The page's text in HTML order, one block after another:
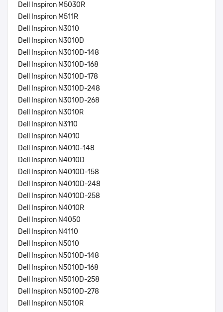
Dell Inspiron M5030R
Dell Inspiron M511R
Dell Inspiron N3010
Dell Inspiron N3010D
Dell Inspiron N3010D-148
Dell Inspiron N3010D-168
Dell Inspiron N3010D-178
Dell Inspiron N3010D-248
Dell Inspiron N3010D-268
Dell Inspiron N3010R
Dell Inspiron N3110
Dell Inspiron N4010
Dell Inspiron N4010-148
Dell Inspiron N4010D
Dell Inspiron N4010D-158
Dell Inspiron N4010D-248
Dell Inspiron N4010D-258
Dell Inspiron N4010R
Dell Inspiron N4050
Dell Inspiron N4110
Dell Inspiron N5010
Dell Inspiron N5010D-148
Dell Inspiron N5010D-168
Dell Inspiron N5010D-258
Dell Inspiron N5010D-278
Dell Inspiron N5010R